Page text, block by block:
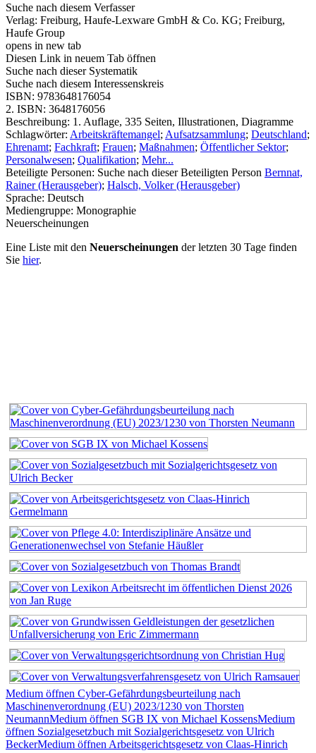
Suche nach diesem Verfasser
Verlag: Freiburg, Haufe-Lexware GmbH & Co. KG; Freiburg,
Haufe Group
opens in new tab
Diesen Link in neuem Tab öffnen
Suche nach dieser Systematik
Suche nach diesem Interessenskreis
ISBN: 9783648176054
2. ISBN: 3648176056
Beschreibung: 1. Auflage, 335 Seiten, Illustrationen, Diagramme
Schlagwörter: Arbeitskräftemangel; Aufsatzsammlung; Deutschland;
Ehrenamt; Fachkraft; Frauen; Maßnahmen; Öffentlicher Sektor;
Personalwesen; Qualifikation; Mehr...
Beteiligte Personen: Suche nach dieser Beteiligten Person Bernnat,
Rainer (Herausgeber); Halsch, Volker (Herausgeber)
Sprache: Deutsch
Mediengruppe: Monographie
Neuerscheinungen
Eine Liste mit den Neuerscheinungen der letzten 30 Tage finden
Sie hier.
Medium öffnen Cyber-Gefährdungsbeurteilung nach
Maschinenverordnung (EU) 2023/1230 von Thorsten
NeumannMedium öffnen SGB IX von Michael KossensMedium
öffnen Sozialgesetzbuch mit Sozialgerichtsgesetz von Ulrich
BeckerMedium öffnen Arbeitsgerichtsgesetz von Claas-Hinrich